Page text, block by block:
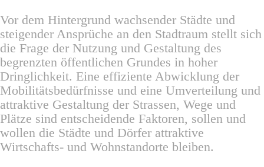
Vor dem Hintergrund wachsender Städte und
steigender Ansprüche an den Stadtraum stellt sich
die Frage der Nutzung und Gestaltung des
begrenzten öffentlichen Grundes in hoher
Dringlichkeit. Eine effiziente Abwicklung der
Mobilitätsbedürfnisse und eine Umverteilung und
attraktive Gestaltung der Strassen, Wege und
Plätze sind entscheidende Faktoren, sollen und
wollen die Städte und Dörfer attraktive
Wirtschafts- und Wohnstandorte bleiben.